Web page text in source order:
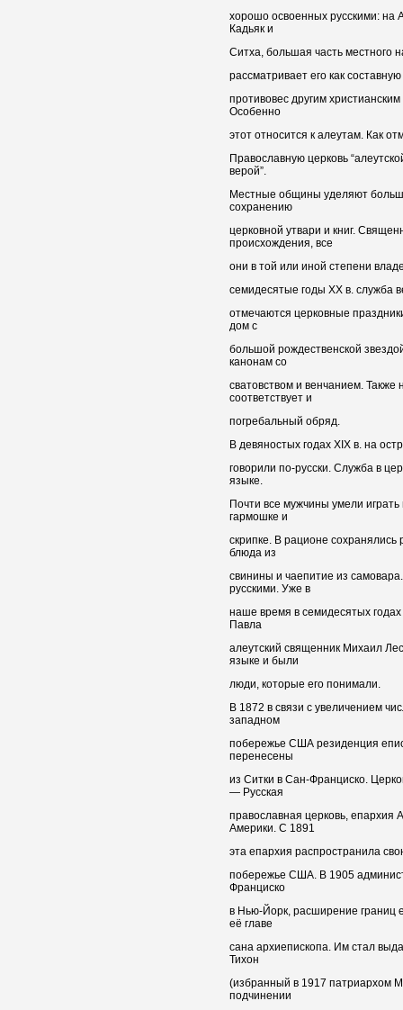
хорошо освоенных русскими: на
Кадьяк и
Ситха, большая часть местного
рассматривает его как
противовес другим
Особенно
этот относится к алеутам. Как
Православную церковь
верой”.
Местные общины уделяют
сохранению
церковной утвари и книг.
происхождения, все
они в той или иной степени
семидесятые годы ХХ в. служба
отмечаются церковные
дом с
большой рождественской
канонам со
сватовством и венчанием.
соответствует и
погребальный обряд.
В девяностых годах XIX в. на
говорили по-русски. Служба в
языке.
Почти все мужчины умели
гармошке и
скрипке. В рационе сохранялись
блюда из
свинины и чаепитие из
русскими. Уже в
наше время в семидесятых
Павла
алеутский священник Михаил
языке и были
люди, которые его понимали.
В 1872 в связи с увеличением
западном
побережье США резиденция
перенесены
из Ситки в Сан-Франциско.
— Русская
православная церковь, епархия
Америки. С 1891
эта епархия распространила
побережье США. В 1905
Франциско
в Нью-Йорк, расширение границ
её главе
сана архиепископа. Им стал
Тихон
(избранный в 1917 патриархом
подчинении